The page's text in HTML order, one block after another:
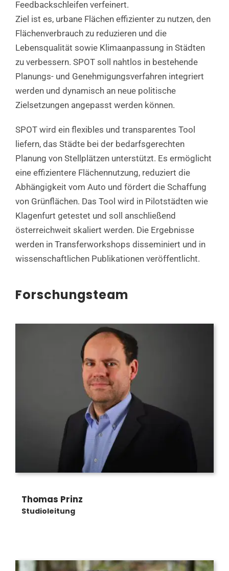
Feedbackschleifen verfeinert.
Ziel ist es, urbane Flächen effizienter zu nutzen, den
Flächenverbrauch zu reduzieren und die
Lebensqualität sowie Klimaanpassung in Städten
zu verbessern. SPOT soll nahtlos in bestehende
Planungs- und Genehmigungsverfahren integriert
werden und dynamisch an neue politische
Zielsetzungen angepasst werden können.
SPOT wird ein flexibles und transparentes Tool
liefern, das Städte bei der bedarfsgerechten
Planung von Stellplätzen unterstützt. Es ermöglicht
eine effizientere Flächennutzung, reduziert die
Abhängigkeit vom Auto und fördert die Schaffung
von Grünflächen. Das Tool wird in Pilotstädten wie
Klagenfurt getestet und soll anschließend
österreichweit skaliert werden. Die Ergebnisse
werden in Transferworkshops disseminiert und in
wissenschaftlichen Publikationen veröffentlicht.
Forschungsteam
Thomas Prinz
Studioleitung